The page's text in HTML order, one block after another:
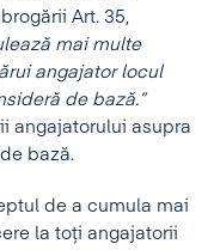
Art. 35,
mai multe
angajator locul
de bază.”
angajatorului asupra
bază.
de a cumula mai
la toţi angajatorii